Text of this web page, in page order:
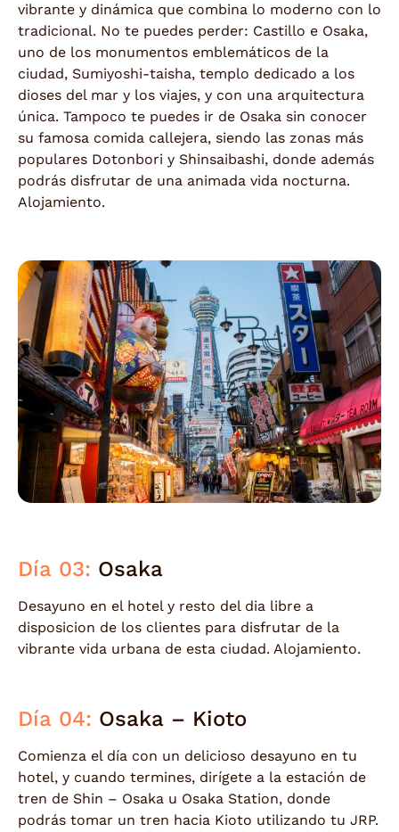
vibrante y dinámica que combina lo moderno con lo
tradicional. No te puedes perder: Castillo e Osaka,
uno de los monumentos emblemáticos de la
ciudad, Sumiyoshi-taisha, templo dedicado a los
dioses del mar y los viajes, y con una arquitectura
única. Tampoco te puedes ir de Osaka sin conocer
su famosa comida callejera, siendo las zonas más
populares Dotonbori y Shinsaibashi, donde además
podrás disfrutar de una animada vida nocturna.
Alojamiento.
Día 03: Osaka
Desayuno en el hotel y resto del dia libre a
disposicion de los clientes para disfrutar de la
vibrante vida urbana de esta ciudad. Alojamiento.
Día 04: Osaka – Kioto
Comienza el día con un delicioso desayuno en tu
hotel, y cuando termines, dirígete a la estación de
tren de Shin – Osaka u Osaka Station, donde
podrás tomar un tren hacia Kioto utilizando tu JRP.